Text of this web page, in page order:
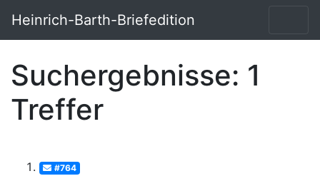
Heinrich-Barth-Briefedition
Suchergebnisse: 1
Treffer
#764